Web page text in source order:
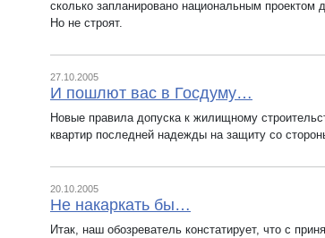
сколько запланировано национальным проектом
Но не строят.
27.10.2005
И пошлют вас в Госдуму…
Новые правила допуска к жилищному
квартир последней надежды на защиту со
20.10.2005
Не накаркать бы…
Итак, наш обозреватель констатирует, что с